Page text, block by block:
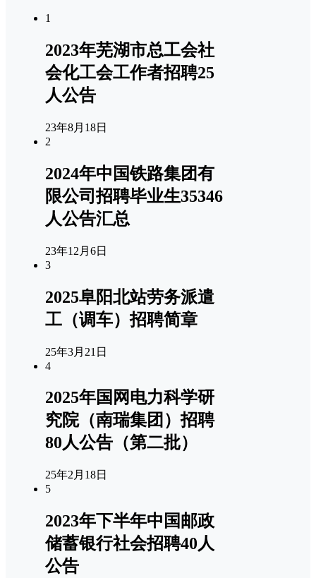
1
2023年芜湖市总工会社
会化工会工作者招聘25
人公告
23年8月18日
2
2024年中国铁路集团有
限公司招聘毕业生35346
人公告汇总
23年12月6日
3
2025阜阳北站劳务派遣
工（调车）招聘简章
25年3月21日
4
2025年国网电力科学研
究院（南瑞集团）招聘
80人公告（第二批）
25年2月18日
5
2023年下半年中国邮政
储蓄银行社会招聘40人
公告